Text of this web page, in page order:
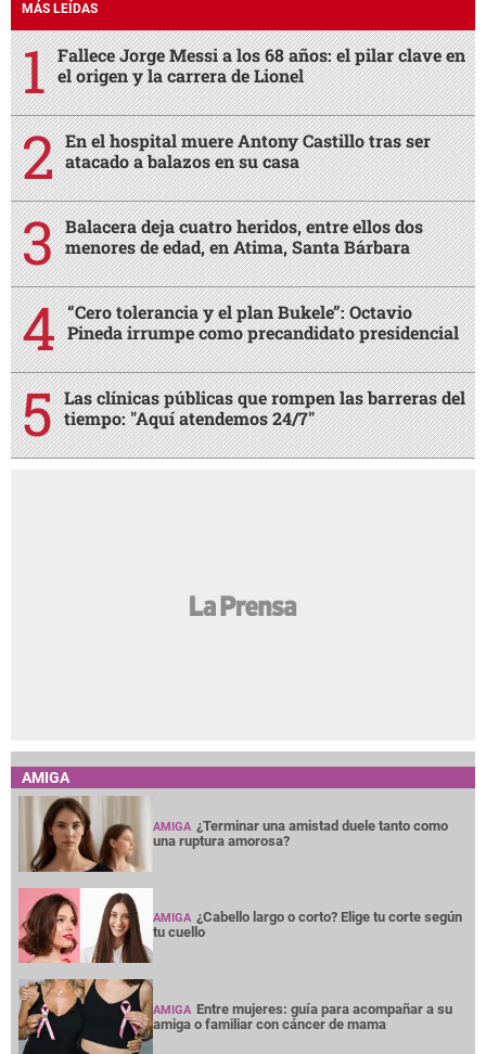
MÁS LEÍDAS
Fallece Jorge Messi a los 68 años: el pilar clave en
el origen y la carrera de Lionel
En el hospital muere Antony Castillo tras ser
atacado a balazos en su casa
Balacera deja cuatro heridos, entre ellos dos
menores de edad, en Atima, Santa Bárbara
“Cero tolerancia y el plan Bukele”: Octavio
Pineda irrumpe como precandidato presidencial
Las clínicas públicas que rompen las barreras del
tiempo: "Aquí atendemos 24/7"
AMIGA
AMIGA ¿Terminar una amistad duele tanto como
una ruptura amorosa?
AMIGA ¿Cabello largo o corto? Elige tu corte según
tu cuello
AMIGA Entre mujeres: guía para acompañar a su
amiga o familiar con cáncer de mama